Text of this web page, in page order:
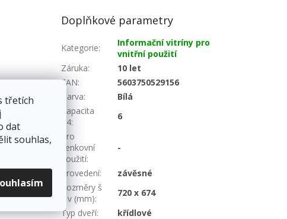
třetích
dat
souhlas,
Doplňkové parametry
Kategorie:
Informační vitríny pro
vnitřní použití
Záruka:
10 let
EAN:
5603750529156
Barva:
Bílá
Kapacita
A4:
6
Pro
venkovní
použití:
-
Provedení:
závěsné
Rozměry š
x v (mm):
720 x 674
Typ dveří:
křídlové